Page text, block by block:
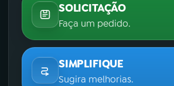
SOLICITAÇÃO
Faça um pedido.
SIMPLIFIQUE
Sugira melhorias.